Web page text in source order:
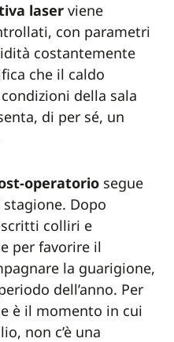
laser viene
con parametri
costantemente
che il caldo
della sala
di per sé, un
operatorio segue
Dopo
colliri e
per favorire il
la guarigione,
dell’anno. Per
è il momento in cui
non c’è una